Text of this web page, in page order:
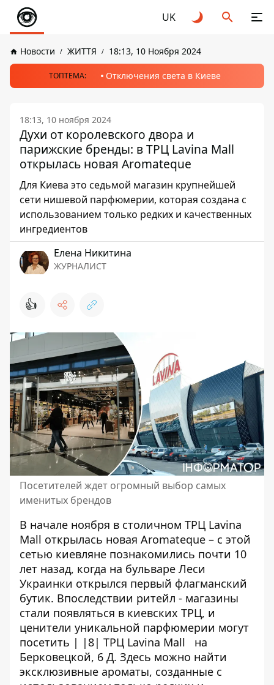
UK
Новости ЖИТТЯ 18:13, 10 Ноября 2024
ТОПТЕМА: Отключения света в Киеве
18:13, 10 ноября 2024
Духи от королевского двора и
парижские бренды: в ТРЦ Lavina Mall
открылась новая Aromateque
Для Киева это седьмой магазин крупнейшей
сети нишевой парфюмерии, которая создана с
использованием только редких и качественных
ингредиентов
Елена Никитина
ЖУРНАЛИСТ
👍
Посетителей ждет огромный выбор самых
именитых брендов
В начале ноября в столичном ТРЦ Lavina
Mall открылась новая Aromateque – с этой
сетью киевляне познакомились почти 10
лет назад, когда на бульваре Леси
Украинки открылся первый флагманский
бутик. Впоследствии ритейл - магазины
стали появляться в киевских ТРЦ, и
ценители уникальной парфюмерии могут
посетить | |8| ТРЦ Lavina Mall на
Берковецкой, 6 Д. Здесь можно найти
эксклюзивные ароматы, созданные с